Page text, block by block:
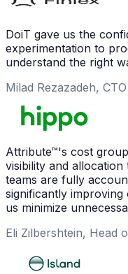
DoiT gave us the
experimentation to
understand the right
Milad Rezazadeh, CTO
Attribute™'s cost
visibility and
teams are fully
significantly
us minimize
Eli Zilbershtein, Head